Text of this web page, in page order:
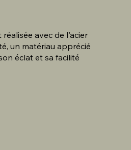
avec de l'acier
un matériau apprécié
éclat et sa facilité